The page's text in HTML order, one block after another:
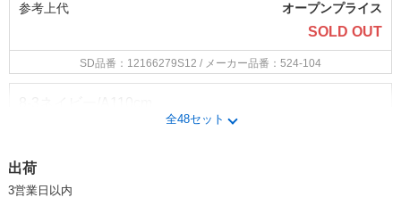
参考上代 オープンプライス
SOLD OUT
SD品番：12166279S12 / メーカー品番：524-104
全48セット
出荷
3営業日以内